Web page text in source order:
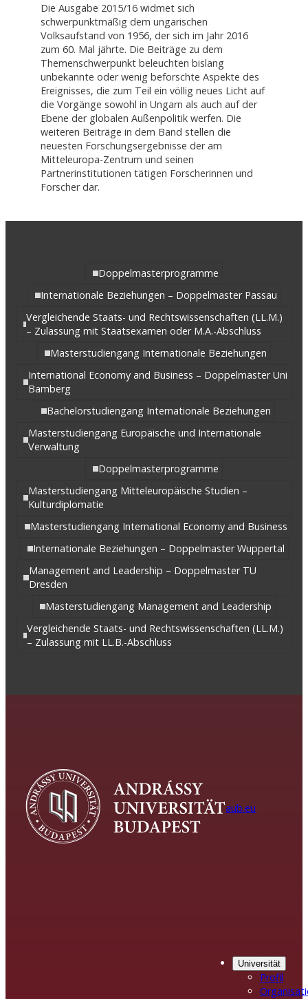
Die Ausgabe 2015/16 widmet sich
schwerpunktmäßig dem ungarischen
Volksaufstand von 1956, der sich im Jahr 2016
zum 60. Mal jährte. Die Beiträge zu dem
Themenschwerpunkt beleuchten bislang
unbekannte oder wenig beforschte Aspekte des
Ereignisses, die zum Teil ein völlig neues Licht auf
die Vorgänge sowohl in Ungarn als auch auf der
Ebene der globalen Außenpolitik werfen. Die
weiteren Beiträge in dem Band stellen die
neuesten Forschungsergebnisse der am
Mitteleuropa-Zentrum und seinen
Partnerinstitutionen tätigen Forscherinnen und
Forscher dar.
Doppelmasterprogramme
Internationale Beziehungen – Doppelmaster Passau
Vergleichende Staats- und Rechtswissenschaften (LL.M.)
– Zulassung mit Staatsexamen oder M.A.-Abschluss
Masterstudiengang Internationale Beziehungen
International Economy and Business – Doppelmaster Uni
Bamberg
Bachelorstudiengang Internationale Beziehungen
Masterstudiengang Europäische und Internationale
Verwaltung
Doppelmasterprogramme
Masterstudiengang Mitteleuropäische Studien –
Kulturdiplomatie
Masterstudiengang International Economy and Business
Internationale Beziehungen – Doppelmaster Wuppertal
Management and Leadership – Doppelmaster TU
Dresden
Masterstudiengang Management and Leadership
Vergleichende Staats- und Rechtswissenschaften (LL.M.)
– Zulassung mit LL.B.-Abschluss
aub.eu
Universität
Profil